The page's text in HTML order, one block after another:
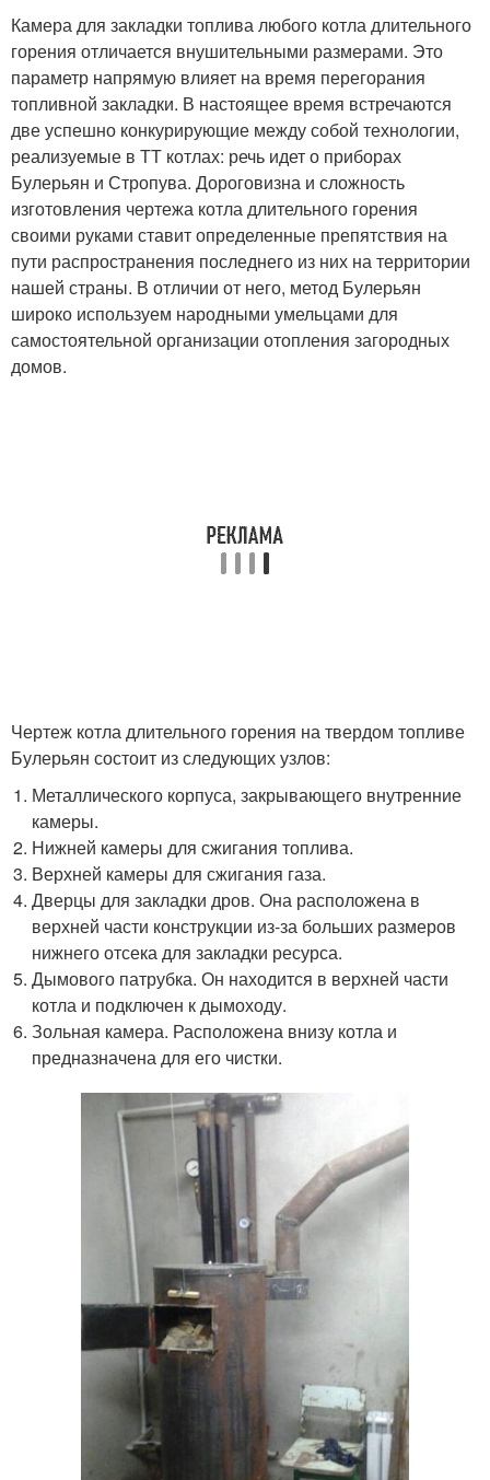
Камера для закладки топлива любого котла длительного
горения отличается внушительными размерами. Это
параметр напрямую влияет на время перегорания
топливной закладки. В настоящее время встречаются
две успешно конкурирующие между собой технологии,
реализуемые в ТТ котлах: речь идет о приборах
Булерьян и Стропува. Дороговизна и сложность
изготовления чертежа котла длительного горения
своими руками ставит определенные препятствия на
пути распространения последнего из них на территории
нашей страны. В отличии от него, метод Булерьян
широко используем народными умельцами для
самостоятельной организации отопления загородных
домов.
Чертеж котла длительного горения на твердом топливе
Булерьян состоит из следующих узлов:
Металлического корпуса, закрывающего внутренние
камеры.
Нижней камеры для сжигания топлива.
Верхней камеры для сжигания газа.
Дверцы для закладки дров. Она расположена в
верхней части конструкции из-за больших размеров
нижнего отсека для закладки ресурса.
Дымового патрубка. Он находится в верхней части
котла и подключен к дымоходу.
Зольная камера. Расположена внизу котла и
предназначена для его чистки.